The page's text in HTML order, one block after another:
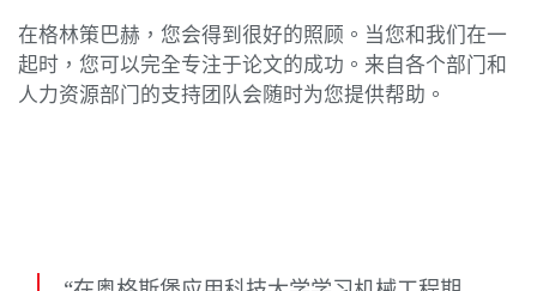
在格林策巴赫，您会得到很好的照顾。当您和我们在一
起时，您可以完全专注于论文的成功。来自各个部门和
人力资源部门的支持团队会随时为您提供帮助。